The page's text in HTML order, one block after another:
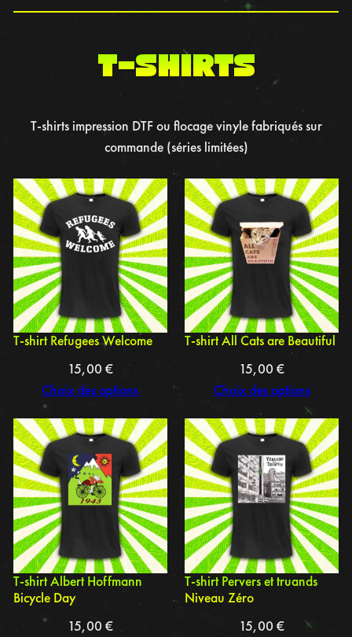
t-shirts
T-shirts impression DTF ou flocage vinyle fabriqués sur
commande (séries limitées)
T-shirt Refugees Welcome
15,00 €
Choix des options
T-shirt All Cats are Beautiful
15,00€
Choix des options
T-shirt Albert Hoffmann
Bicycle Day
15,00 €
T-shirt Pervers et truands
Niveau Zéro
15,00€